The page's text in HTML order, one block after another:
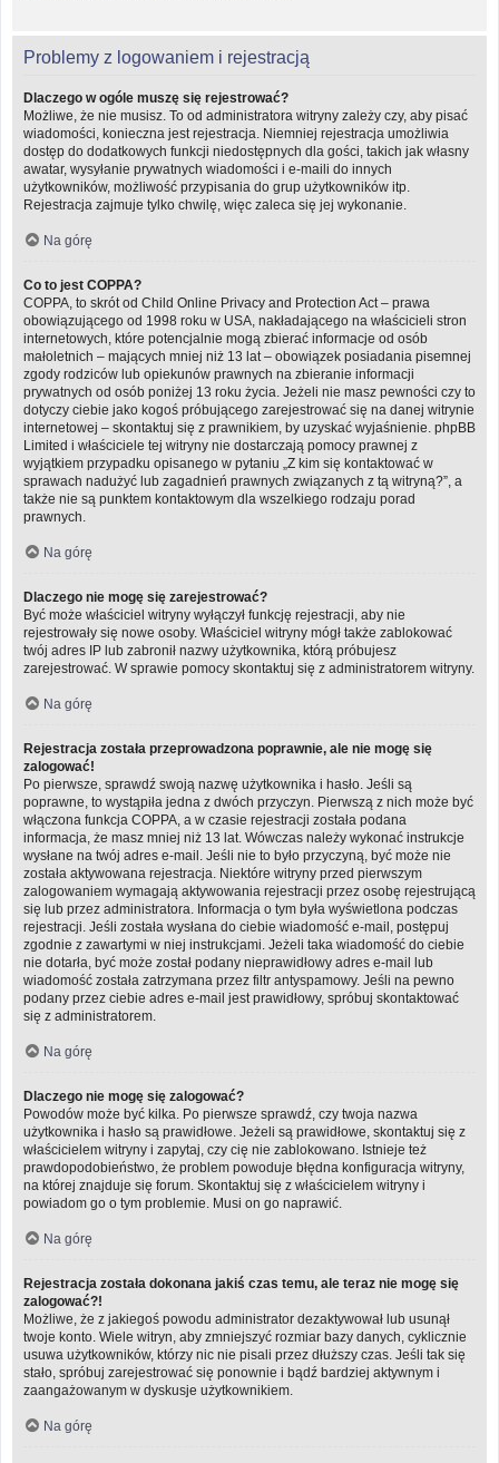
Problemy z logowaniem i rejestracją
Dlaczego w ogóle muszę się rejestrować?
Możliwe, że nie musisz. To od administratora witryny zależy czy, aby pisać
wiadomości, konieczna jest rejestracja. Niemniej rejestracja umożliwia
dostęp do dodatkowych funkcji niedostępnych dla gości, takich jak własny
awatar, wysyłanie prywatnych wiadomości i e-maili do innych
użytkowników, możliwość przypisania do grup użytkowników itp.
Rejestracja zajmuje tylko chwilę, więc zaleca się jej wykonanie.
Na górę
Co to jest COPPA?
COPPA, to skrót od Child Online Privacy and Protection Act – prawa
obowiązującego od 1998 roku w USA, nakładającego na właścicieli stron
internetowych, które potencjalnie mogą zbierać informacje od osób
małoletnich – mających mniej niż 13 lat – obowiązek posiadania pisemnej
zgody rodziców lub opiekunów prawnych na zbieranie informacji
prywatnych od osób poniżej 13 roku życia. Jeżeli nie masz pewności czy to
dotyczy ciebie jako kogoś próbującego zarejestrować się na danej witrynie
internetowej – skontaktuj się z prawnikiem, by uzyskać wyjaśnienie. phpBB
Limited i właściciele tej witryny nie dostarczają pomocy prawnej z
wyjątkiem przypadku opisanego w pytaniu „Z kim się kontaktować w
sprawach nadużyć lub zagadnień prawnych związanych z tą witryną?”, a
także nie są punktem kontaktowym dla wszelkiego rodzaju porad
prawnych.
Na górę
Dlaczego nie mogę się zarejestrować?
Być może właściciel witryny wyłączył funkcję rejestracji, aby nie
rejestrowały się nowe osoby. Właściciel witryny mógł także zablokować
twój adres IP lub zabronił nazwy użytkownika, którą próbujesz
zarejestrować. W sprawie pomocy skontaktuj się z administratorem witryny.
Na górę
Rejestracja została przeprowadzona poprawnie, ale nie mogę się
zalogować!
Po pierwsze, sprawdź swoją nazwę użytkownika i hasło. Jeśli są
poprawne, to wystąpiła jedna z dwóch przyczyn. Pierwszą z nich może być
włączona funkcja COPPA, a w czasie rejestracji została podana
informacja, że masz mniej niż 13 lat. Wówczas należy wykonać instrukcje
wysłane na twój adres e-mail. Jeśli nie to było przyczyną, być może nie
została aktywowana rejestracja. Niektóre witryny przed pierwszym
zalogowaniem wymagają aktywowania rejestracji przez osobę rejestrującą
się lub przez administratora. Informacja o tym była wyświetlona podczas
rejestracji. Jeśli została wysłana do ciebie wiadomość e-mail, postępuj
zgodnie z zawartymi w niej instrukcjami. Jeżeli taka wiadomość do ciebie
nie dotarła, być może został podany nieprawidłowy adres e-mail lub
wiadomość została zatrzymana przez filtr antyspamowy. Jeśli na pewno
podany przez ciebie adres e-mail jest prawidłowy, spróbuj skontaktować
się z administratorem.
Na górę
Dlaczego nie mogę się zalogować?
Powodów może być kilka. Po pierwsze sprawdź, czy twoja nazwa
użytkownika i hasło są prawidłowe. Jeżeli są prawidłowe, skontaktuj się z
właścicielem witryny i zapytaj, czy cię nie zablokowano. Istnieje też
prawdopodobieństwo, że problem powoduje błędna konfiguracja witryny,
na której znajduje się forum. Skontaktuj się z właścicielem witryny i
powiadom go o tym problemie. Musi on go naprawić.
Na górę
Rejestracja została dokonana jakiś czas temu, ale teraz nie mogę się
zalogować?!
Możliwe, że z jakiegoś powodu administrator dezaktywował lub usunął
twoje konto. Wiele witryn, aby zmniejszyć rozmiar bazy danych, cyklicznie
usuwa użytkowników, którzy nic nie pisali przez dłuższy czas. Jeśli tak się
stało, spróbuj zarejestrować się ponownie i bądź bardziej aktywnym i
zaangażowanym w dyskusje użytkownikiem.
Na górę